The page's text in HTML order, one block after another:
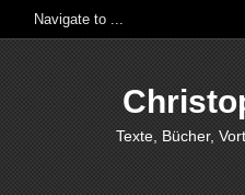
Texte, Bücher,